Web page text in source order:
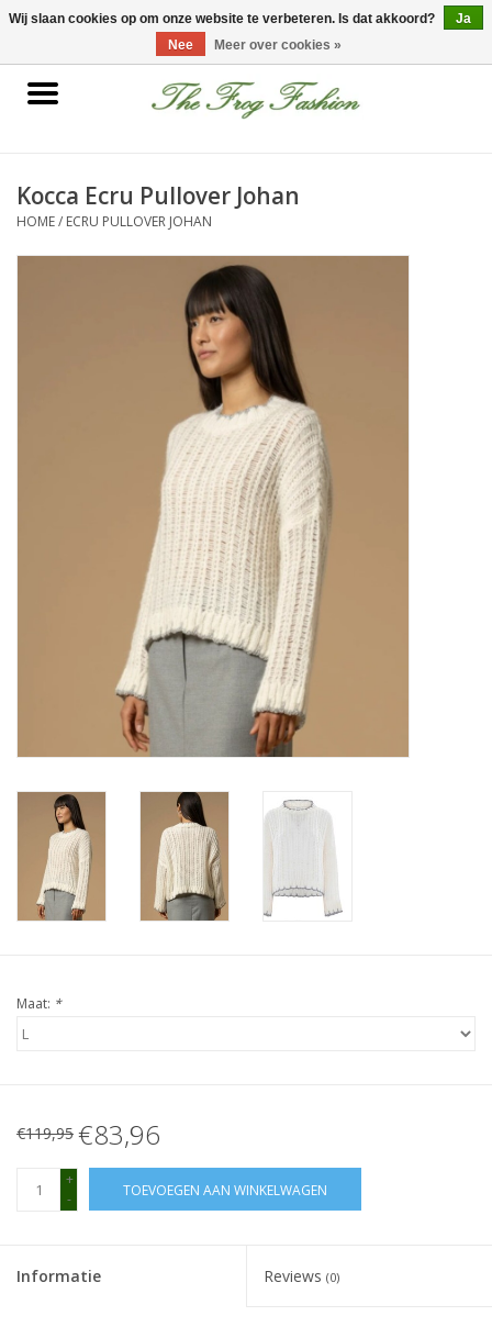
0 Artikelen - €0,00
Home
Nieuwe collectie
Kocca Ecru Pullover Johan
HOME/ ECRU PULLOVER JOHAN
Maat: *
€119,95 €83,96
+
-
TOEVOEGEN AAN WINKELWAGEN
Informatie Reviews (0)
Wij slaan cookies op om onze website te verbeteren. Is dat akkoord?
Ja
Nee
Meer over cookies »